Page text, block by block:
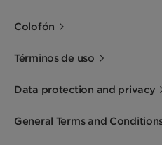
Colofón
Términos de uso
Data protection and privacy
General Terms and